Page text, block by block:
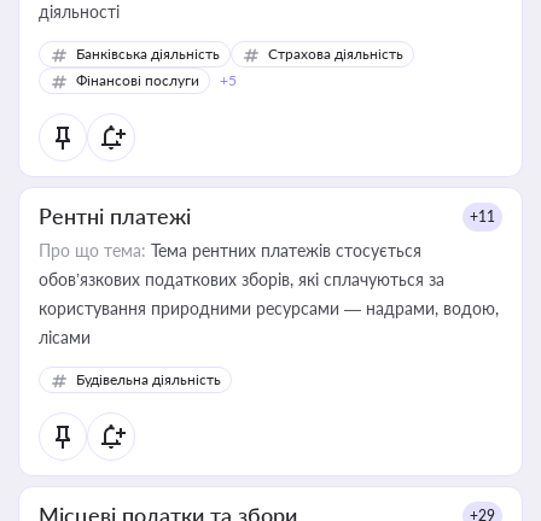
діяльності
Банківська діяльність
Страхова діяльність
Фінансові послуги
+5
Рентні платежі +11
Про що тема: Тема рентних платежів стосується
обов’язкових податкових зборів, які сплачуються за
користування природними ресурсами — надрами, водою,
лісами
Будівельна діяльність
Місцеві податки та збори +29